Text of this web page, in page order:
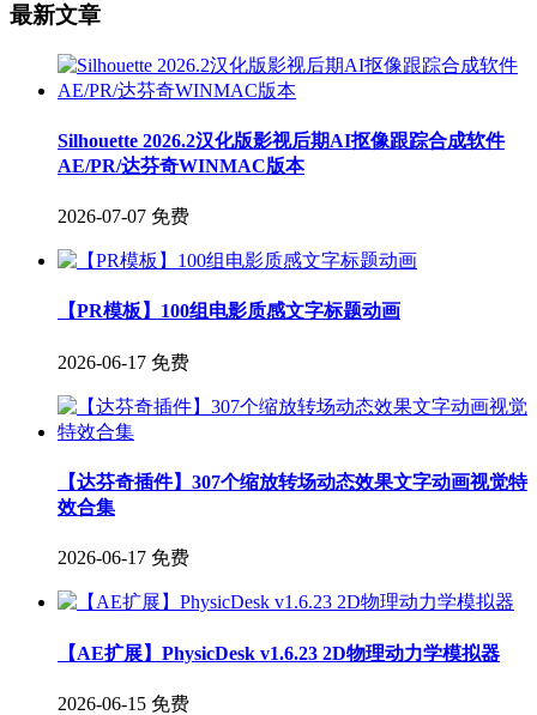
最新文章
Silhouette 2026.2汉化版影视后期AI抠像跟踪合成软件
AE/PR/达芬奇WINMAC版本
2026-07-07 免费
【PR模板】100组电影质感文字标题动画
2026-06-17 免费
【达芬奇插件】307个缩放转场动态效果文字动画视觉特
效合集
2026-06-17 免费
【AE扩展】PhysicDesk v1.6.23 2D物理动力学模拟器
2026-06-15 免费